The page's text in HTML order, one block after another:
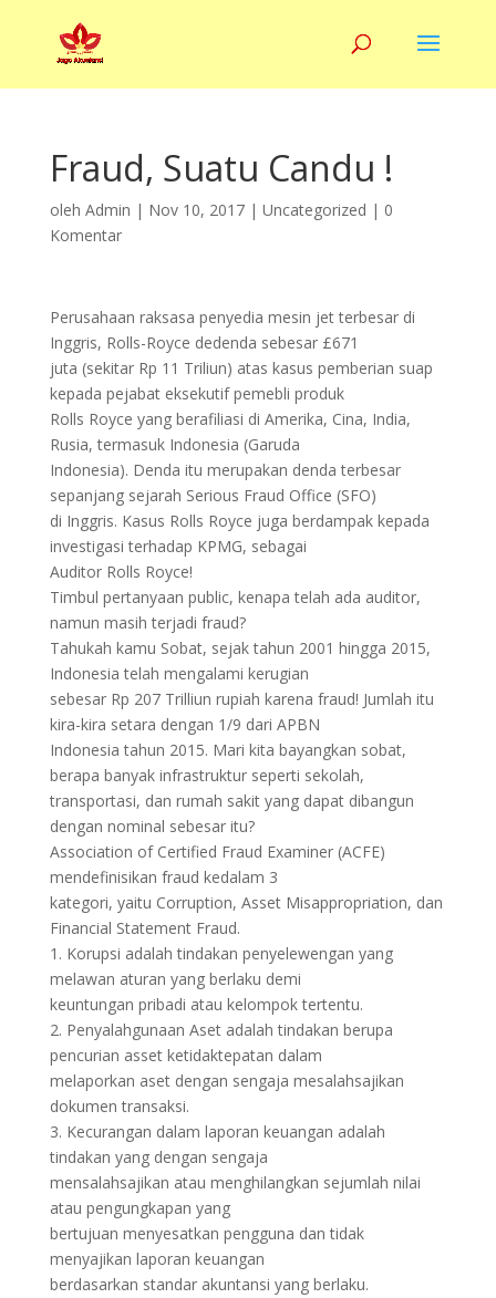
Fraud, Suatu Candu !
oleh Admin | Nov 10, 2017| Uncategorized | 0
Komentar
Perusahaan raksasa penyedia mesin jet terbesar di
Inggris, Rolls-Royce dedenda sebesar £671
juta (sekitar Rp 11 Triliun) atas kasus pemberian suap
kepada pejabat eksekutif pemebli produk
Rolls Royce yang berafiliasi di Amerika, Cina, India,
Rusia, termasuk Indonesia (Garuda
Indonesia). Denda itu merupakan denda terbesar
sepanjang sejarah Serious Fraud Office (SFO)
di Inggris. Kasus Rolls Royce juga berdampak kepada
investigasi terhadap KPMG, sebagai
Auditor Rolls Royce!
Timbul pertanyaan public, kenapa telah ada auditor,
namun masih terjadi fraud?
Tahukah kamu Sobat, sejak tahun 2001 hingga 2015,
Indonesia telah mengalami kerugian
sebesar Rp 207 Trilliun rupiah karena fraud! Jumlah itu
kira-kira setara dengan 1/9 dari APBN
Indonesia tahun 2015. Mari kita bayangkan sobat,
berapa banyak infrastruktur seperti sekolah,
transportasi, dan rumah sakit yang dapat dibangun
dengan nominal sebesar itu?
Association of Certified Fraud Examiner (ACFE)
mendefinisikan fraud kedalam 3
kategori, yaitu Corruption, Asset Misappropriation, dan
Financial Statement Fraud.
1. Korupsi adalah tindakan penyelewengan yang
melawan aturan yang berlaku demi
keuntungan pribadi atau kelompok tertentu.
2. Penyalahgunaan Aset adalah tindakan berupa
pencurian asset ketidaktepatan dalam
melaporkan aset dengan sengaja mesalahsajikan
dokumen transaksi.
3. Kecurangan dalam laporan keuangan adalah
tindakan yang dengan sengaja
mensalahsajikan atau menghilangkan sejumlah nilai
atau pengungkapan yang
bertujuan menyesatkan pengguna dan tidak
menyajikan laporan keuangan
berdasarkan standar akuntansi yang berlaku.